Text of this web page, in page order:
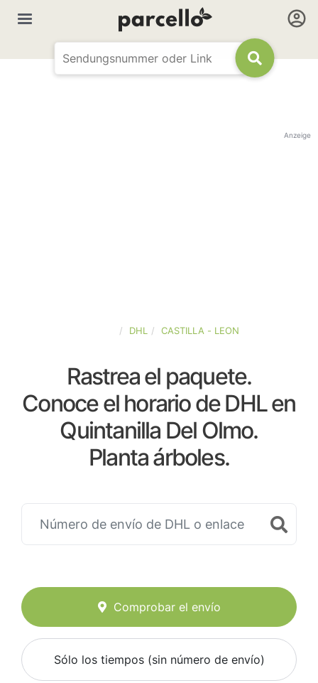
Anzeige
DHL CASTILLA - LEON
Rastrea el paquete.
Conoce el horario de DHL en
Quintanilla Del Olmo.
Planta árboles.
Comprobar el envío
Sólo los tiempos (sin número de envío)